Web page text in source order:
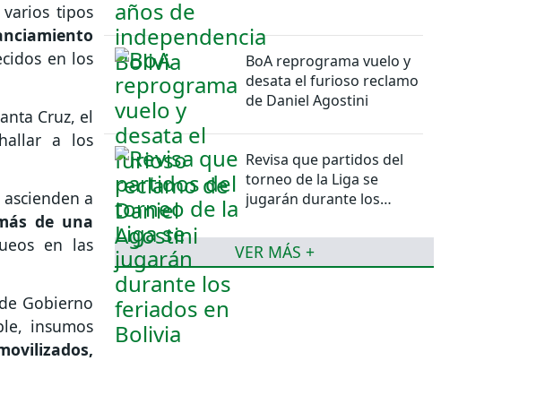
tipos
en los
Cruz, el
a los
a
de una
en las
Gobierno
insumos
BoA reprograma vuelo y
desata el furioso reclamo
de Daniel Agostini
Revisa que partidos del
torneo de la Liga se
jugarán durante los
VER MÁS +